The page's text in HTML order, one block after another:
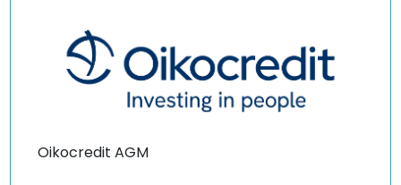
Oikocredit AGM